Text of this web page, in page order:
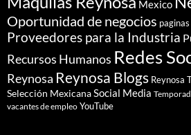
Mexico
Oportunidad de negocios
Proveedores para la Industria
Recursos Humanos Redes
Reynosa Reynosa Blogs Reynosa
Selección MexicanaSocial Media
vacantes de empleo YouTube